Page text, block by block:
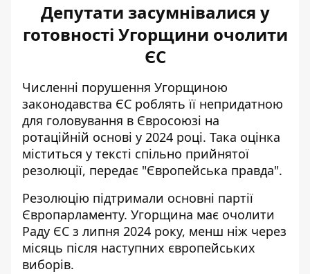
Депутати засумнівалися у
готовності Угорщини очолити
ЄС
Численні порушення Угорщиною
законодавства ЄС роблять її непридатною
для головування в Євросоюзі на
ротаційній основі у 2024 році. Така оцінка
міститься у тексті спільно прийнятої
резолюції, передає "Європейська правда".
Резолюцію підтримали основні партії
Європарламенту. Угорщина має очолити
Раду ЄС з липня 2024 року, менш ніж через
місяць після наступних європейських
виборів.